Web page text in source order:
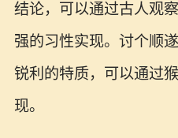
结论，可以通过古人观
强的习性实现。讨个顺
锐利的特质，可以通过
现。